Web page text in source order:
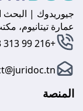
جيوريدوك | البحث
عمارة تيتانيوم، مكتب رقم 16 - 1053 ضفاف
+216 99 313 253
المنصة